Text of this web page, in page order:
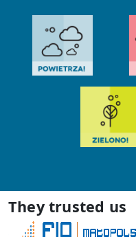
They trusted us